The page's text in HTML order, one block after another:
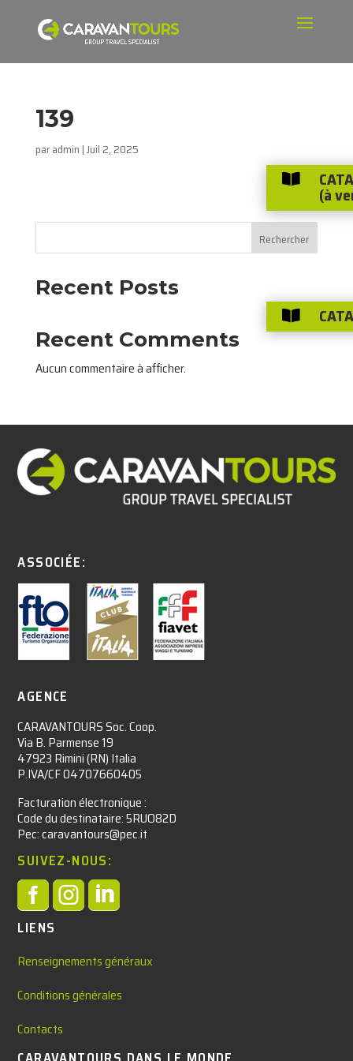
139
paradmin |Juil 2, 2025
Rechercher
Recent Posts
Recent Comments
Aucun commentaire à afficher.
ASSOCIÉE:
AGENCE
CARAVANTOURS Soc. Coop.
Via B. Parmense 19
47923 Rimini (RN) Italia
P.IVA/CF 04707660405
Facturation électronique :​
Code du destinataire: 5RUO82D
Pec: caravantours@pec.it
SUIVEZ-NOUS:

LIENS
Renseignements généraux
Conditions générales
Contacts

(à
